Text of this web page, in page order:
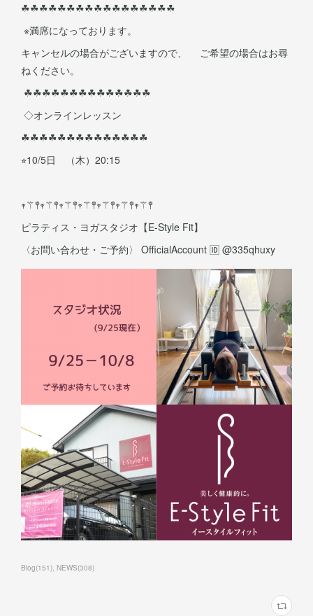
☘︎︎☘︎︎☘︎︎☘︎︎☘︎︎☘︎︎☘︎︎☘︎︎☘︎︎☘︎︎☘︎︎☘︎︎☘︎︎☘︎︎☘︎︎☘︎︎☘︎︎
※満席になっております。
キャンセルの場合がございますので、 ご希望の場合はお尋
ねください。
☘︎︎☘︎︎☘︎︎☘︎︎☘︎︎☘︎︎☘︎︎☘︎︎☘︎︎☘︎︎☘︎︎☘︎︎☘︎︎☘︎︎
◇オンラインレッスン
☘︎︎☘︎︎☘︎︎☘︎︎☘︎︎☘︎︎☘︎︎☘︎︎☘︎︎☘︎︎☘︎︎☘︎︎☘︎︎☘︎︎
⭐︎10/5日 （木）20:15
𖥧⚚𖤣𖥧⚚𖤣𖥧⚚𖤣𖥧⚚𖤣𖥧⚚𖤣𖥧⚚𖤣𖥧⚚𖤣
ピラティス・ヨガスタジオ【E-Style Fit】
〈お問い合わせ・ご予約〉 OfficialAccount 🆔 @335qhuxy
Blog(151) NEWS(308)